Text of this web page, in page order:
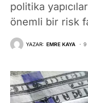
politika
önemli bir risk
YAZAR: EMRE KAYA 9